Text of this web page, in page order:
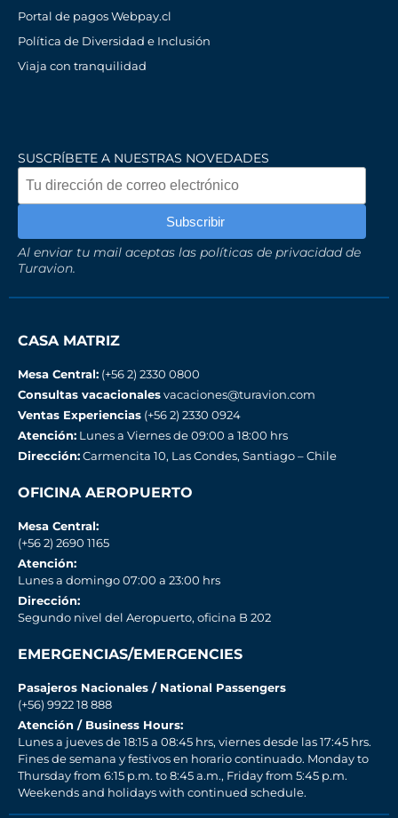
Portal de pagos Webpay.cl
Política de Diversidad e Inclusión
Viaja con tranquilidad
SUSCRÍBETE A NUESTRAS NOVEDADES
Al enviar tu mail aceptas las políticas de privacidad de
Turavion.
CASA MATRIZ
Mesa Central: (+56 2) 2330 0800
Consultas vacacionalesvacaciones@turavion.com
Ventas Experiencias (+56 2) 2330 0924
Atención: Lunes a Viernes de 09:00 a 18:00 hrs
Dirección:Carmencita 10, Las Condes, Santiago – Chile
OFICINA AEROPUERTO
Mesa Central:
(+56 2) 2690 1165
Atención:
Lunes a domingo 07:00 a 23:00 hrs
Dirección:
Segundo nivel del Aeropuerto, oficina B 202
EMERGENCIAS/EMERGENCIES
Pasajeros Nacionales / National Passengers
(+56) 9922 18 888
Atención / Business Hours:
Lunes a jueves de 18:15 a 08:45 hrs, viernes desde las 17:45 hrs.
Fines de semana y festivos en horario continuado. Monday to
Thursday from 6:15 p.m. to 8:45 a.m., Friday from 5:45 p.m.
Weekends and holidays with continued schedule.